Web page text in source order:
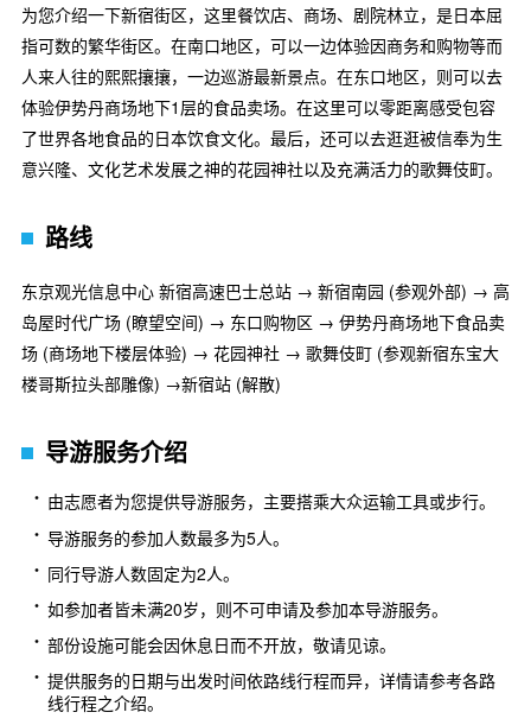
为您介绍一下新宿街区，这里餐饮店、商场、剧院林立，是日本屈
指可数的繁华街区。在南口地区，可以一边体验因商务和购物等而
人来人往的熙熙攘攘，一边巡游最新景点。在东口地区，则可以去
体验伊势丹商场地下1层的食品卖场。在这里可以零距离感受包容
了世界各地食品的日本饮食文化。最后，还可以去逛逛被信奉为生
意兴隆、文化艺术发展之神的花园神社以及充满活力的歌舞伎町。
路线
东京观光信息中心 新宿高速巴士总站 → 新宿南园 (参观外部) → 高
岛屋时代广场 (瞭望空间) → 东口购物区 → 伊势丹商场地下食品卖
场 (商场地下楼层体验) → 花园神社 → 歌舞伎町 (参观新宿东宝大
楼哥斯拉头部雕像) →新宿站 (解散)
导游服务介绍
由志愿者为您提供导游服务，主要搭乘大众运输工具或步行。
导游服务的参加人数最多为5人。
同行导游人数固定为2人。
如参加者皆未满20岁，则不可申请及参加本导游服务。
部份设施可能会因休息日而不开放，敬请见谅。
提供服务的日期与出发时间依路线行程而异，详情请参考各路
线行程之介绍。